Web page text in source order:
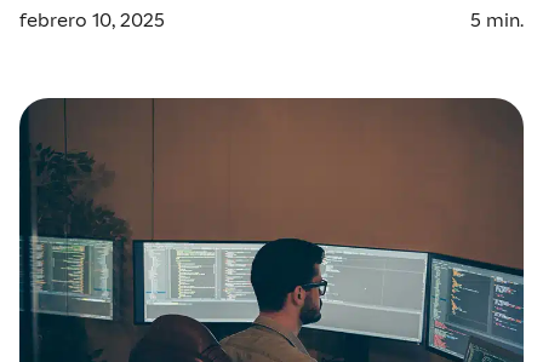
febrero 10, 2025
5 min.